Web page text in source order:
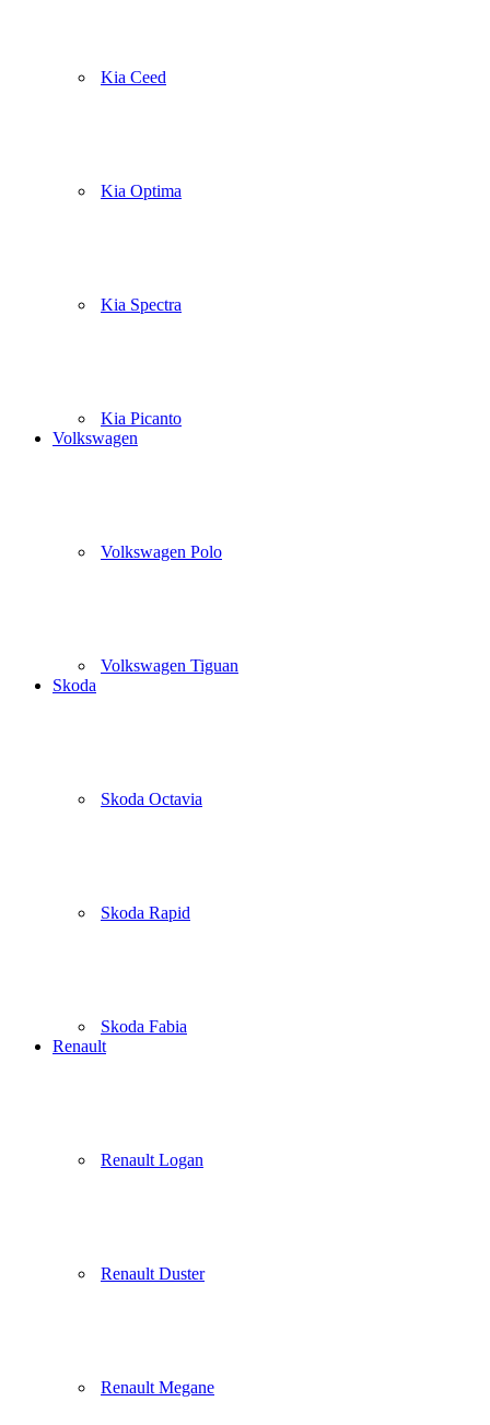
Kia Ceed
Kia Optima
Kia Spectra
Kia Picanto
Volkswagen
Volkswagen Polo
Volkswagen Tiguan
Skoda
Skoda Octavia
Skoda Rapid
Skoda Fabia
Renault
Renault Logan
Renault Duster
Renault Megane